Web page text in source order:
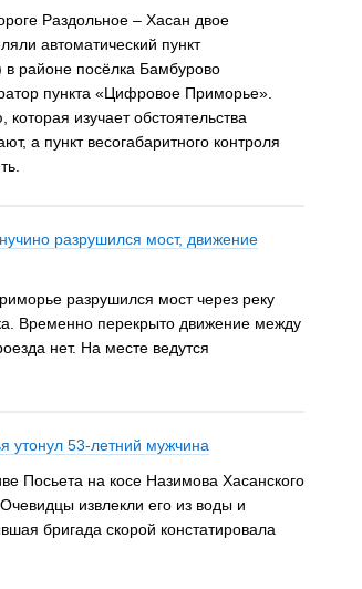
Раздольное – Хасан двое
автоматический пункт
в районе посёлка Бамбурово
пункта «Цифровое Приморье».
изучает обстоятельства
а пункт весогабаритного контроля
разрушился мост, движение
разрушился мост через реку
Временно перекрыто движение между
нет. На месте ведутся
утонул 53-летний мужчина
Посьета на косе Назимова Хасанского
извлекли его из воды и
бригада скорой констатировала